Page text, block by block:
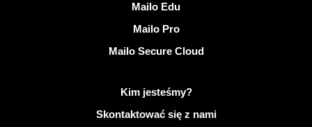
Mailo Edu
Mailo Pro
Mailo Secure Cloud
Więcej informacji na temat Mailo
Kim jesteśmy?
Skontaktować się z nami